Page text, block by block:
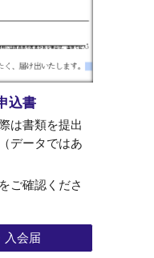
込書
は書類を提出
データではあ
ご確認くださ
入会届